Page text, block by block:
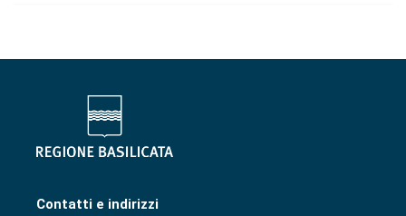
Contatti e indirizzi